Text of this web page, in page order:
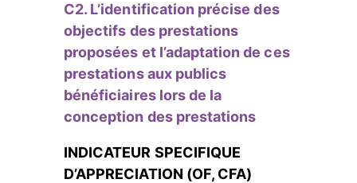
C2. L’identification précise des
objectifs des prestations
proposées et l’adaptation de ces
prestations aux publics
bénéficiaires lors de la
conception des prestations
INDICATEUR SPECIFIQUE
D’APPRECIATION (OF, CFA)